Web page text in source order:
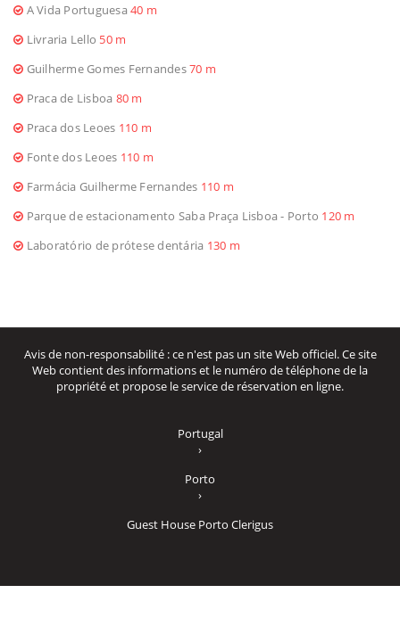
A Vida Portuguesa 40 m
Livraria Lello 50 m
Guilherme Gomes Fernandes70 m
Praca de Lisboa 80 m
Praca dos Leoes 110 m
Fonte dos Leoes 110 m
Farmácia Guilherme Fernandes 110 m
Parque de estacionamento Saba Praça Lisboa - Porto 120 m
Laboratório de prótese dentária 130 m
Avis de non-responsabilité : ce n'est pas un site Web officiel. Ce site
Web contient des informations et le numéro de téléphone de la
propriété et propose le service de réservation en ligne.
Portugal
›
Porto
›
Guest House Porto Clerigus